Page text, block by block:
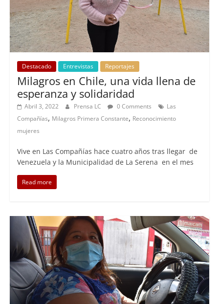
Destacado Entrevistas Reportajes
Milagros en Chile, una vida llena de
esperanza y solidaridad
Abril 3, 2022 Prensa LC 0 Comments
Las
Compañías, Milagros Primera Constante, Reconocimiento
mujeres
Vive en Las Compañías hace cuatro años tras llegar de
Venezuela y la Municipalidad de La Serena en el mes
Read more